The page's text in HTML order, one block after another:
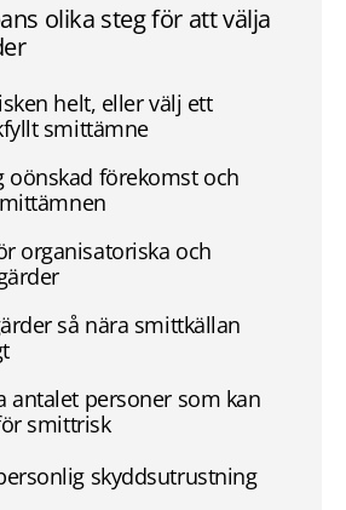
olika steg för att välja
helt, eller välj ett
smittämne
oönskad förekomst och
organisatoriska och
så nära smittkällan
antalet personer som kan
smittrisk
skyddsutrustning